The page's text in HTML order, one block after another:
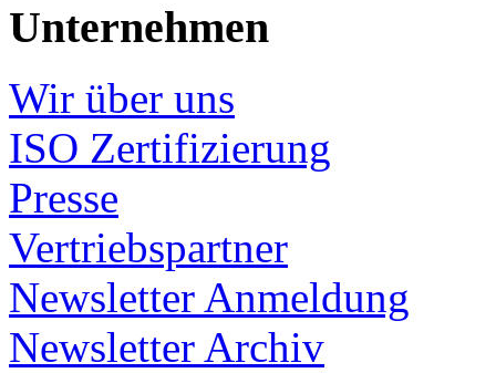
Unternehmen
Wir über uns
ISO Zertifizierung
Presse
Vertriebspartner
Newsletter Anmeldung
Newsletter Archiv